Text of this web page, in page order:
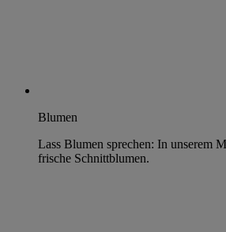
Blumen
Lass Blumen sprechen: In unserem
frische Schnittblumen.